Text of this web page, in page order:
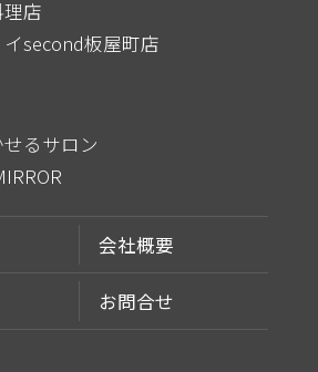
理店
second板屋町店
せるサロン
会社概要
お問合せ